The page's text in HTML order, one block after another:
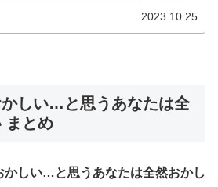
2023.10.25
しい…と思うあなたは全
まとめ
かしい…と思うあなたは全然おかし